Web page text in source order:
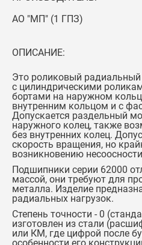
АО "МП" (1 ГПЗ)
ОПИСАНИЕ:
Это роликовый
с цилиндрическими
бортами на наружном
внутренним кольцом и с
Допускается раздельный
наружного колец, также
без внутренних колец.
скорость вращения, но
возникновению
Подшипники серии 62000
массой, они требуют для
металла. Изделие
радиальных нагрузок.
Степень точности - 0
изготовлен из стали
или КМ, где цифрой после